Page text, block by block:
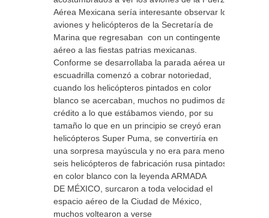
Aérea Mexicana sería interesante observar los
aviones y helicópteros de la Secretaría de
Marina que regresaban con un contingente
aéreo a las fiestas patrias mexicanas.
Conforme se desarrollaba la parada aérea una
escuadrilla comenzó a cobrar notoriedad,
cuando los helicópteros pintados en color
blanco se acercaban, muchos no pudimos dar
crédito a lo que estábamos viendo, por su
tamaño lo que en un principio se creyó eran
helicópteros Super Puma, se convertiría en
una sorpresa mayúscula y no era para menos,
seis helicópteros de fabricación rusa pintados
en color blanco con la leyenda ARMADA
DE MÉXICO, surcaron a toda velocidad el
espacio aéreo de la Ciudad de México,
muchos voltearon a verse